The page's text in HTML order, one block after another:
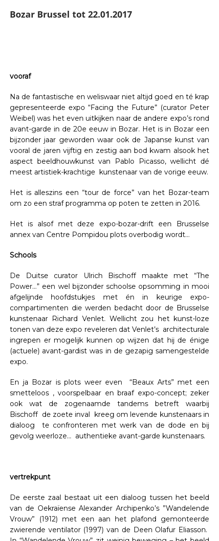
Bozar Brussel tot 22.01.2017
vooraf
Na de fantastische en weliswaar niet altijd goed en té krap
gepresenteerde expo “Facing the Future” (curator Peter
Weibel) was het even uitkijken naar de andere expo’s rond
avant-garde in de 20e eeuw in Bozar. Het is in Bozar een
bijzonder jaar geworden waar ook de Japanse kunst van
vooral de jaren vijftig en zestig aan bod kwam alsook het
aspect beeldhouwkunst van Pablo Picasso, wellicht dé
meest artistiek-krachtige kunstenaar van de vorige eeuw.
Het is alleszins een “tour de force” van het Bozar-team
om zo een straf programma op poten te zetten in 2016.
Het is alsof met deze expo-bozar-drift een Brusselse
annex van Centre Pompidou plots overbodig wordt…
Schools
De Duitse curator Ulrich Bischoff maakte met “The
Power…” een wel bijzonder schoolse opsomming in mooi
afgelijnde hoofdstukjes met én in keurige expo-
compartimenten die werden bedacht door de Brusselse
kunstenaar Richard Venlet. Wellicht zou het kunst-loze
tonen van deze expo reveleren dat Venlet’s architecturale
ingrepen er mogelijk kunnen op wijzen dat hij de énige
(actuele) avant-gardist was in de gezapig samengestelde
expo.
En ja Bozar is plots weer even “Beaux Arts” met een
smetteloos , voorspelbaar en braaf expo-concept; zeker
ook wat de zogenaamde tandems betreft waarbij
Bischoff de zoete inval kreeg om levende kunstenaars in
dialoog te confronteren met werk van de dode en bij
gevolg weerloze… authentieke avant-garde kunstenaars.
vertrekpunt
De eerste zaal bestaat uit een dialoog tussen het beeld
van de Oekraïense Alexander Archipenko’s ”Wandelende
Vrouw” (1912) met een aan het plafond gemonteerde
zwierende ventilator (1997) van de Deen Olafur Eliasson.